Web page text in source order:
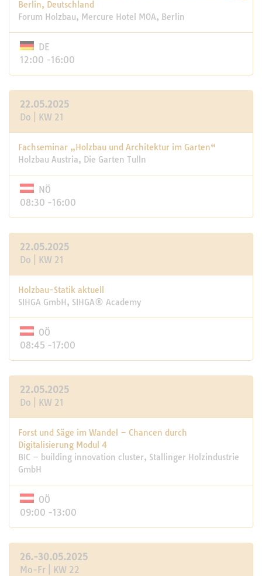
Berlin, Deutschland
Forum Holzbau, Mercure Hotel MOA, Berlin
DE
12:00 -16:00
22.05.2025
Do | KW 21
Fachseminar „Holzbau und Architektur im Garten“
Holzbau Austria, Die Garten Tulln
NÖ
08:30 -16:00
22.05.2025
Do | KW 21
Holzbau-Statik aktuell
SIHGA GmbH, SIHGA® Academy
OÖ
08:45 -17:00
22.05.2025
Do | KW 21
Forst und Säge im Wandel – Chancen durch
Digitalisierung Modul 4
BIC – building innovation cluster, Stallinger Holzindustrie
GmbH
OÖ
09:00 -13:00
26.-30.05.2025
Mo-Fr | KW 22